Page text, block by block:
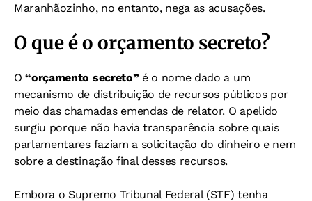
Maranhãozinho, no entanto, nega as acusações.
O que é o orçamento secreto?
O“orçamento secreto” é o nome dado a um
mecanismo de distribuição de recursos públicos por
meio das chamadas emendas de relator. O apelido
surgiu porque não havia transparência sobre quais
parlamentares faziam a solicitação do dinheiro e nem
sobre a destinação final desses recursos.
Embora o Supremo Tribunal Federal (STF) tenha